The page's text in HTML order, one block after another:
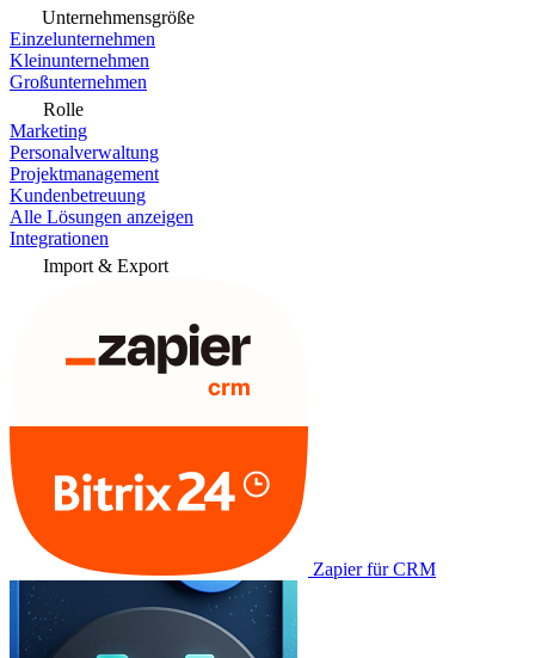
Unternehmensgröße
Einzelunternehmen
Kleinunternehmen
Großunternehmen
Rolle
Marketing
Personalverwaltung
Projektmanagement
Kundenbetreuung
Alle Lösungen anzeigen
Integrationen
Import & Export
Zapier für CRM